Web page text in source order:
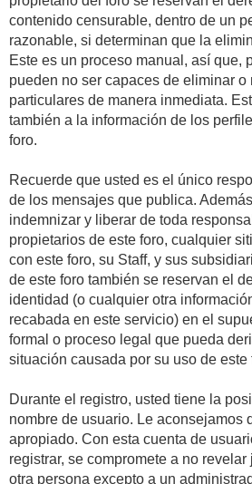
contenido censurable, dentro de un
razonable, si determinan que la
Este es un proceso manual, así que,
pueden no ser capaces de eliminar
particulares de manera inmediata.
también a la información de los
foro.
Recuerde que usted es el único
de los mensajes que publica.
indemnizar y liberar de toda
propietarios de este foro, cualquier
con este foro, su Staff, y sus
de este foro también se reservan el
identidad (o cualquier otra
recabada en este servicio) en el
formal o proceso legal que pueda
situación causada por su uso de este
Durante el registro, usted tiene la
nombre de usuario. Le aconsejamos
apropiado. Con esta cuenta de
registrar, se compromete a no
otra persona excepto a un